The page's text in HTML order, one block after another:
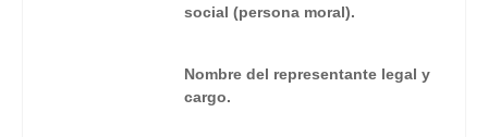
social (persona moral).
Nombre del representante legal y
cargo.